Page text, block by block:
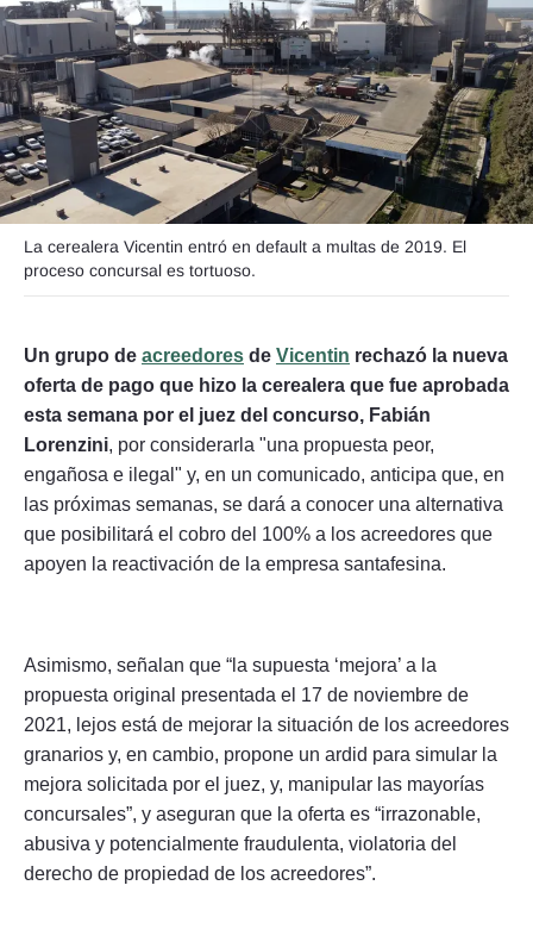
Mercados
Seguinos
La cerealera Vicentin entró en default a multas de 2019. El
proceso concursal es tortuoso.
Un grupo de acreedores de Vicentin rechazó la nueva
oferta de pago que hizo la cerealera que fue aprobada
esta semana por el juez del concurso, Fabián
Lorenzini, por considerarla "una propuesta peor,
engañosa e ilegal" y, en un comunicado, anticipa que, en
las próximas semanas, se dará a conocer una alternativa
que posibilitará el cobro del 100% a los acreedores que
apoyen la reactivación de la empresa santafesina.
Asimismo, señalan que “la supuesta ‘mejora’ a la
propuesta original presentada el 17 de noviembre de
2021, lejos está de mejorar la situación de los acreedores
granarios y, en cambio, propone un ardid para simular la
mejora solicitada por el juez, y, manipular las mayorías
concursales”, y aseguran que la oferta es “irrazonable,
abusiva y potencialmente fraudulenta, violatoria del
derecho de propiedad de los acreedores”.